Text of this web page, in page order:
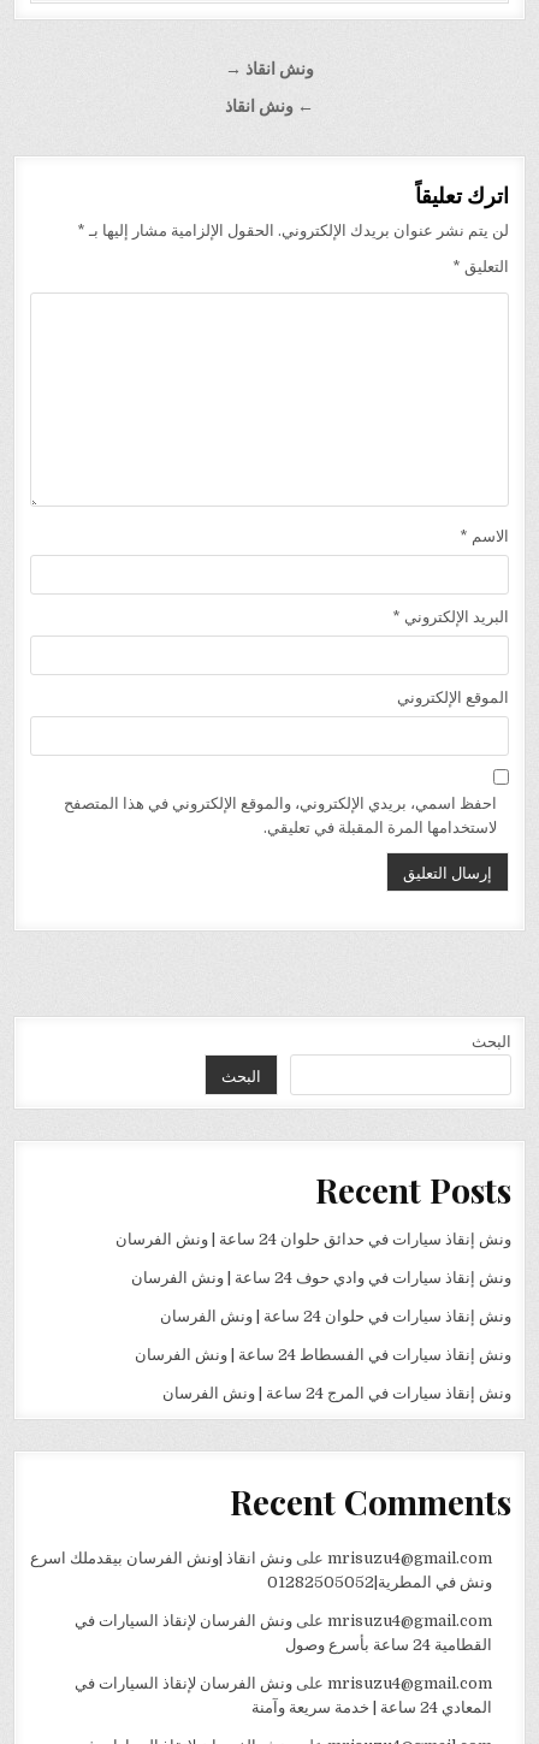
ونش انقاذ →
← ونش انقاذ
اترك تعليقاً
لن يتم نشر عنوان بريدك الإلكتروني. الحقول الإلزامية مشار إليها بـ *
التعليق *
الاسم *
البريد الإلكتروني *
الموقع الإلكتروني
احفظ اسمي، بريدي الإلكتروني، والموقع الإلكتروني في هذا المتصفح
لاستخدامها المرة المقبلة في تعليقي.
البحث
البحث
Recent Posts
ونش إنقاذ سيارات في حدائق حلوان 24 ساعة | ونش الفرسان
ونش إنقاذ سيارات في وادي حوف 24 ساعة | ونش الفرسان
ونش إنقاذ سيارات في حلوان 24 ساعة | ونش الفرسان
ونش إنقاذ سيارات في الفسطاط 24 ساعة | ونش الفرسان
ونش إنقاذ سيارات في المرج 24 ساعة | ونش الفرسان
Recent Comments
mrisuzu4@gmail.comعلى ونش انقاذ |ونش الفرسان بيقدملك اسرع
ونش في المطرية|01282505052
mrisuzu4@gmail.comعلى ونش الفرسان لإنقاذ السيارات في
القطامية 24 ساعة بأسرع وصول
mrisuzu4@gmail.comعلى ونش الفرسان لإنقاذ السيارات في
المعادي 24 ساعة | خدمة سريعة وآمنة